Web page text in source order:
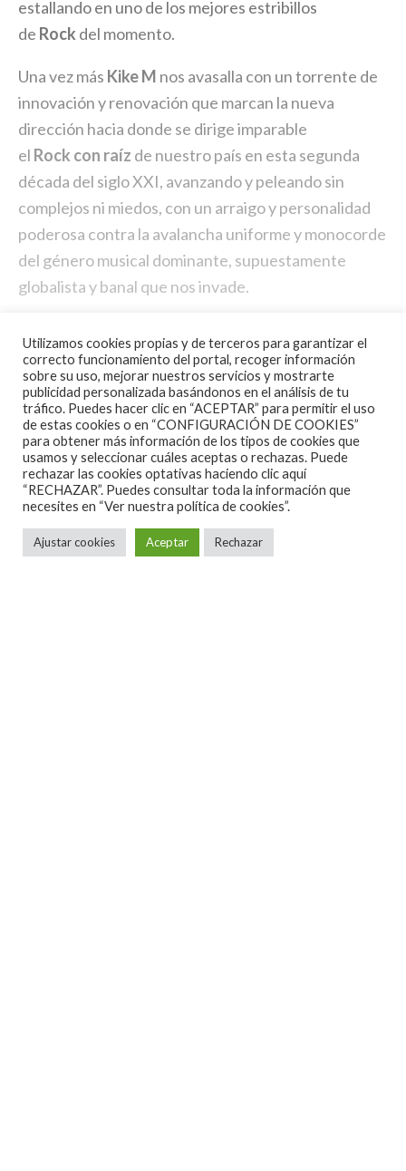
estallando en uno de los mejores estribillos
de Rock del momento.
Una vez más Kike M nos avasalla con un torrente de
innovación y renovación que marcan la nueva
dirección hacia donde se dirige imparable
el Rock con raíz de nuestro país en esta segunda
década del siglo XXI, avanzando y peleando sin
complejos ni miedos, con un arraigo y personalidad
poderosa contra la avalancha uniforme y monocorde
del género musical dominante, supuestamente
globalista y banal que nos invade.
Utilizamos cookies propias y de terceros para garantizar el
correcto funcionamiento del portal, recoger información
sobre su uso, mejorar nuestros servicios y mostrarte
publicidad personalizada basándonos en el análisis de tu
tráfico. Puedes hacer clic en “ACEPTAR” para permitir el uso
de estas cookies o en “CONFIGURACIÓN DE COOKIES”
para obtener más información de los tipos de cookies que
usamos y seleccionar cuáles aceptas o rechazas. Puede
rechazar las cookies optativas haciendo clic aquí
“RECHAZAR”. Puedes consultar toda la información que
necesites en “Ver nuestra política de cookies”.
Ajustar cookies Aceptar Rechazar